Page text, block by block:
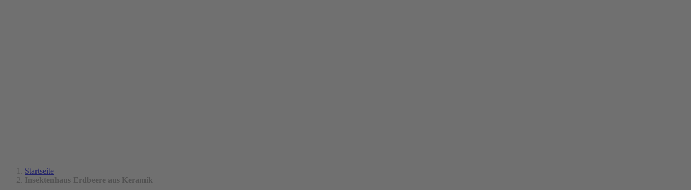
Startseite
Insektenhaus Erdbeere aus Keramik